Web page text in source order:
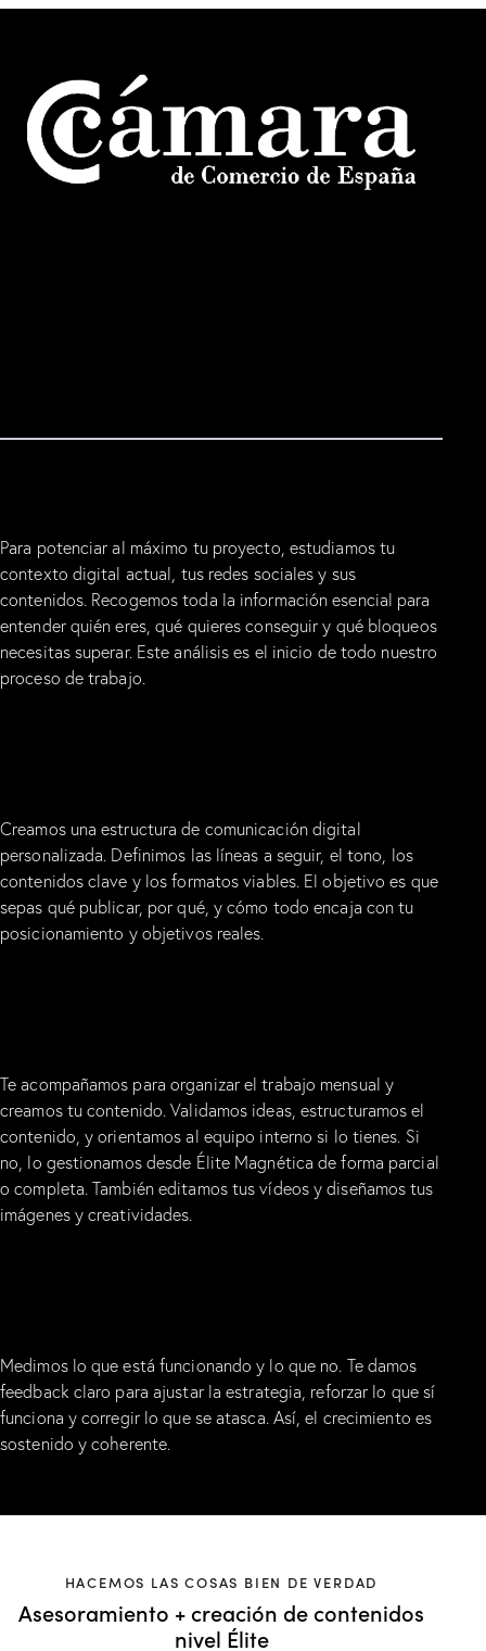
Para potenciar al máximo tu proyecto, estudiamos tu
contexto digital actual, tus redes sociales y sus
contenidos. Recogemos toda la información esencial para
entender quién eres, qué quieres conseguir y qué bloqueos
necesitas superar. Este análisis es el inicio de todo nuestro
proceso de trabajo.
Creamos una estructura de comunicación digital
personalizada. Definimos las líneas a seguir, el tono, los
contenidos clave y los formatos viables. El objetivo es que
sepas qué publicar, por qué, y cómo todo encaja con tu
posicionamiento y objetivos reales.
Te acompañamos para organizar el trabajo mensual y
creamos tu contenido. Validamos ideas, estructuramos el
contenido, y orientamos al equipo interno si lo tienes. Si
no, lo gestionamos desde Élite Magnética de forma parcial
o completa. También editamos tus vídeos y diseñamos tus
imágenes y creatividades.
Medimos lo que está funcionando y lo que no. Te damos
feedback claro para ajustar la estrategia, reforzar lo que sí
funciona y corregir lo que se atasca. Así, el crecimiento es
sostenido y coherente.
HACEMOS LAS COSAS BIEN DE VERDAD
Asesoramiento + creación de contenidos
nivel Élite